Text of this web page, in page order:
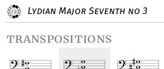
Lydian Major Seventh no 3
transpositions